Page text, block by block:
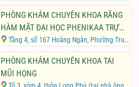
KHOA PICASSO VẠN BẢO
PHÒNG KHÁM CHUYÊN KHOA RĂNG
HÀM MẶT ĐẠI HỌC PHENIKAA TRỰC
THUỘC CHI NHÁNH CÔNG TY CỔ
PHẦN Y HỌC VĨNH THIỆN
Tầng 4, số 167 Hoàng Ngân, Phường Trung Hòa, Quận Cầu Giấy, Thành phố Hà Nội
PHÒNG KHÁM CHUYÊN KHOA TAI
MŨI HỌNG